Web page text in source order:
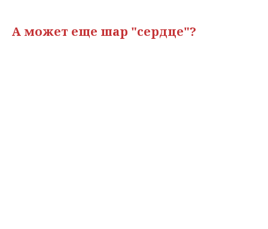
А может еще шар "сердце"?